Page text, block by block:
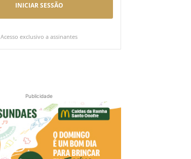
INICIAR SESSÃO
Acesso exclusivo a assinantes
Publicidade